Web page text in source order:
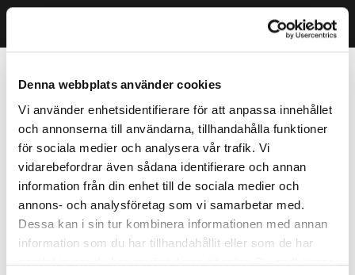
Denna webbplats använder cookies
Vi använder enhetsidentifierare för att anpassa innehållet
och annonserna till användarna, tillhandahålla funktioner
för sociala medier och analysera vår trafik. Vi
vidarebefordrar även sådana identifierare och annan
information från din enhet till de sociala medier och
annons- och analysföretag som vi samarbetar med.
Dessa kan i sin tur kombinera informationen med annan
information som du har tillhandahållit eller som de har